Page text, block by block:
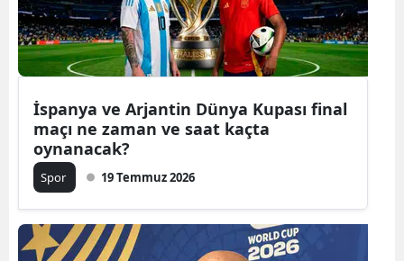
Isparta
Mersin
İstanbul
Kastamonu
İspanya ve Arjantin Dünya Kupası final
maçı ne zaman ve saat kaçta
oynanacak?
Spor 19 Temmuz 2026